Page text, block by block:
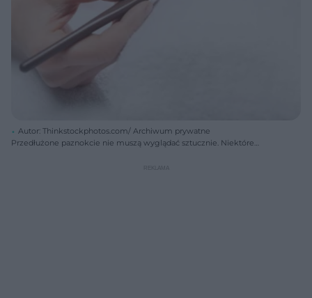
Autor: Thinkstockphotos.com/ Archiwum prywatne
Przedłużone paznokcie nie muszą wyglądać sztucznie. Niektóre